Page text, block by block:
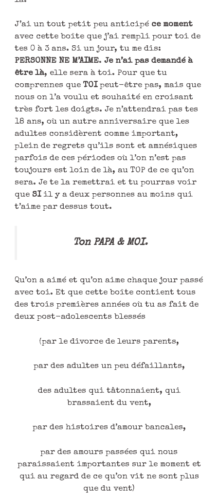
J’ai un tout petit peu anticipé ce moment
avec cette boîte que j’ai rempli pour toi de
tes 0 à 3 ans. Si un jour, tu me dis:
PERSONNE NE M’AIME. Je n’ai pas demandé à
être là, elle sera à toi. Pour que tu
comprennes que TOIpeut-être pas, mais que
nous on l’a voulu et souhaité en croisant
très fort les doigts. Je n’attendrai pas tes
18 ans, où un autre anniversaire que les
adultes considèrent comme important,
plein de regrets qu’ils sont et amnésiques
parfois de ces périodes où l’on n’est pas
toujours est loin de là, au TOP de ce qu’on
sera. Je te la remettrai et tu pourras voir
que SIil y a deux personnes au moins qui
t’aime par dessus tout.
Ton PAPA & MOI.
Qu’on a aimé et qu’on aime chaque jour passé
avec toi. Et que cette boîte contient tous
des trois premières années où tu as fait de
deux post-adolescents blessés
(par le divorce de leurs parents,
par des adultes un peu défaillants,
des adultes qui tâtonnaient, qui
brassaient du vent,
par des histoires d’amour bancales,
par des amours passées qui nous
paraissaient importantes sur le moment et
qui au regard de ce qu’on vit ne sont plus
que du vent)